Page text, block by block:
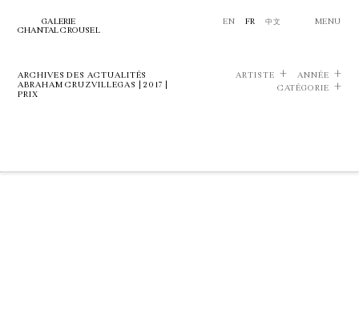
GALERIE
CHANTAL CROUSEL
EN FR 中文 MENU
ARCHIVES DES ACTUALITÉS
ABRAHAM CRUZVILLEGAS | 2017 |
PRIX
ARTISTE
ANNÉE
CATÉGORIE